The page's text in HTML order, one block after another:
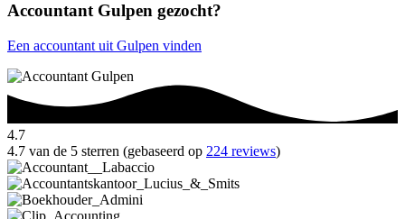
Accountant Gulpen gezocht?
Een accountant uit Gulpen vinden
4.7
4.7 van de 5 sterren (gebaseerd op 224 reviews)